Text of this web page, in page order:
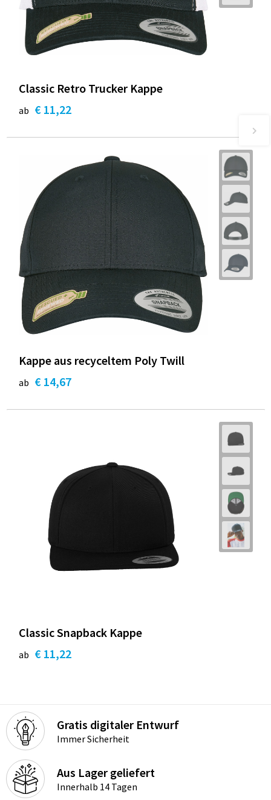
Classic Retro Trucker Kappe
ab € 11,22
Kappe aus recyceltem Poly Twill
ab € 14,67
Classic Snapback Kappe
ab € 11,22
Gratis digitaler Entwurf
Immer Sicherheit
Aus Lager geliefert
Innerhalb 14 Tagen